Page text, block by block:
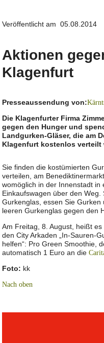
Veröffentlicht am 05.08.2014
Aktionen
Klagenfurt
Presseaussendung von:
Die Klagenfurter Firma
gegen den Hunger und
Landgurken-Gläser, die am
Klagenfurt kostenlos verteilt
Sie finden die kostümierten
verteilen, am
womöglich in der Innenstadt in
Einkaufswagen über den
Gurkenglas, essen Sie
leeren Gurkenglas gegen den
Am Freitag, 8. August, heißt es
den City Arkaden „In-Sauren-
helfen“: Pro Green Smoothie,
automatisch 1 Euro an die
Foto: kk
Nach oben